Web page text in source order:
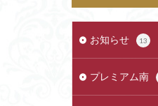
お知らせ 13
プレミアム南